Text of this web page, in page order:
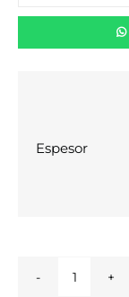
Espesor